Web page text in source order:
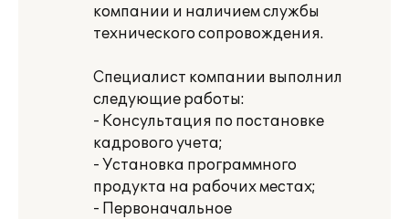
компании и наличием службы
технического сопровождения.
Специалист компании выполнил
следующие работы:
- Консультация по постановке
кадрового учета;
- Установка программного
продукта на рабочих местах;
- Первоначальное